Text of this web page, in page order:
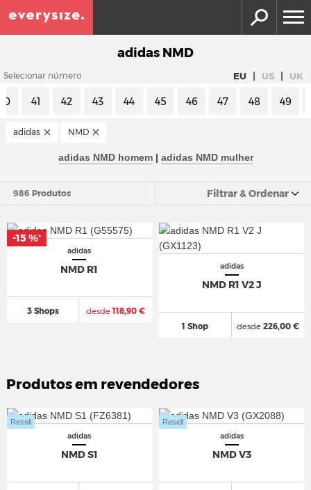
adidas NMD
Selecionar número EU | US | UK
41 42 43 44 45 46 47 48 49
adidas NMD
adidas NMD homem| adidas NMD mulher
986 Produtos Filtrar & Ordenar
adidas
NMD R1
3 Shops desde118,90 €
-15 %*
adidas
NMD R1 V2 J
1 Shop desde226,00 €
Produtos em revendedores
adidas
NMD S1
Resell
adidas
NMD V3
Resell